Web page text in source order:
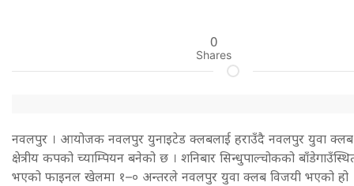
0
Shares
नवलपुर । आयोजक नवलपुर युनाइटेड क्लबलाई हराउँदै नवलपुर युवा
क्षेत्रीय कपको च्याम्पियन बनेको छ । शनिबार सिन्धुपाल्चोकको
भएको फाइनल खेलमा १–० अन्तरले नवलपुर युवा क्लब विजयी भएको हो